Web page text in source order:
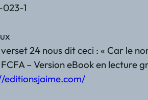
1
24 nous dit ceci : « Car le
– Version eBook en lecture
editionsjaime.com/